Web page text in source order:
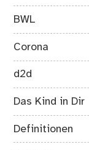
BWL
Corona
d2d
Das Kind in Dir
Definitionen